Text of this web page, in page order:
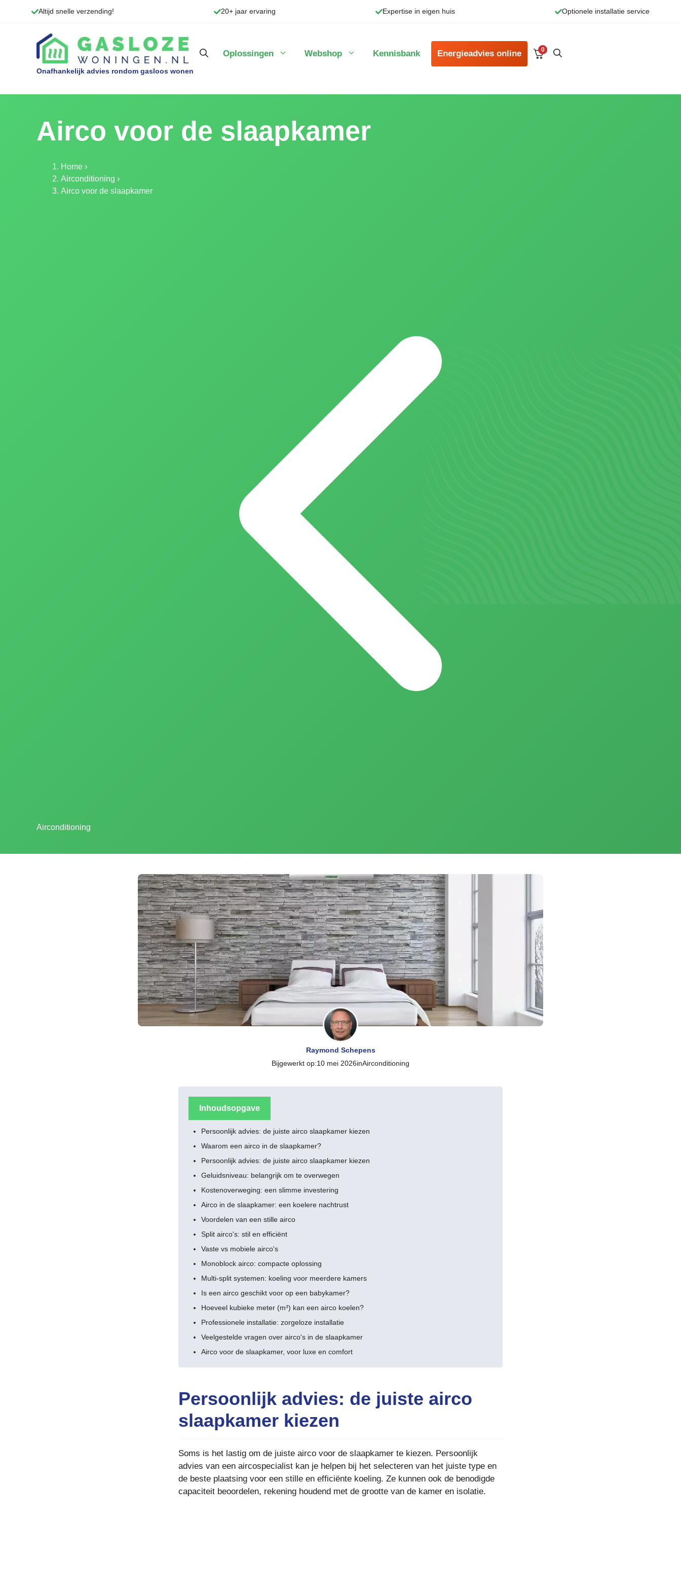
Altijd snelle verzending! 20+ jaar ervaring Expertise in eigen huis Optionele installatie service
Oplossingen Webshop Kennisbank Energieadvies online 0
Airco voor de slaapkamer
Home ›
Airconditioning ›
Airco voor de slaapkamer
Airconditioning
Raymond Schepens
Bijgewerkt op:10 mei 2026inAirconditioning
Inhoudsopgave
Persoonlijk advies: de juiste airco slaapkamer kiezen
Waarom een airco in de slaapkamer?
Persoonlijk advies: de juiste airco slaapkamer kiezen
Geluidsniveau: belangrijk om te overwegen
Kostenoverweging: een slimme investering
Airco in de slaapkamer: een koelere nachtrust
Voordelen van een stille airco
Split airco's: stil en efficiënt
Vaste vs mobiele airco's
Monoblock airco: compacte oplossing
Multi-split systemen: koeling voor meerdere kamers
Is een airco geschikt voor op een babykamer?
Hoeveel kubieke meter (m³) kan een airco koelen?
Professionele installatie: zorgeloze installatie
Veelgestelde vragen over airco's in de slaapkamer
Airco voor de slaapkamer, voor luxe en comfort
Persoonlijk advies: de juiste airco
slaapkamer kiezen
Soms is het lastig om de juiste airco voor de slaapkamer te kiezen. Persoonlijk
advies van een aircospecialist kan je helpen bij het selecteren van het juiste type en
de beste plaatsing voor een stille en efficiënte koeling. Ze kunnen ook de benodigde
capaciteit beoordelen, rekening houdend met de grootte van de kamer en isolatie.